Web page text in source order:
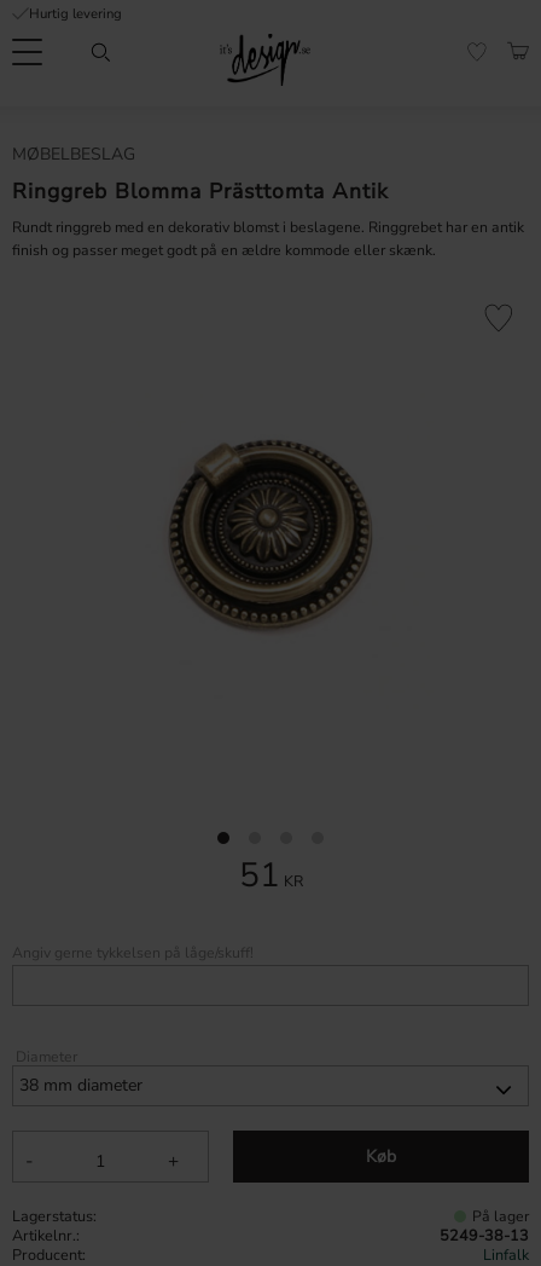
Menu
Hurtig levering
MØBELBESLAG
Ringgreb Blomma Prästtomta Antik
Rundt ringgreb med en dekorativ blomst i beslagene. Ringgrebet har en antik
finish og passer meget godt på en ældre kommode eller skænk.
51 KR
Diameter
+
- Køb
Gem
Angiv gerne tykkelsen på låge/skuff!
Lagerstatus På lager
Artikelnr.
5249-38-13
Producent
Linfalk
Ofte stillede
spørgsmål
It's
Design